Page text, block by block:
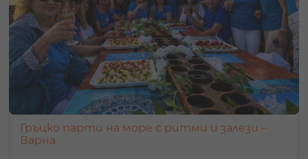
Гръцко парти на море с ритми и залези –
Варна